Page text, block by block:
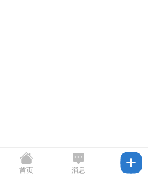
首页 消息